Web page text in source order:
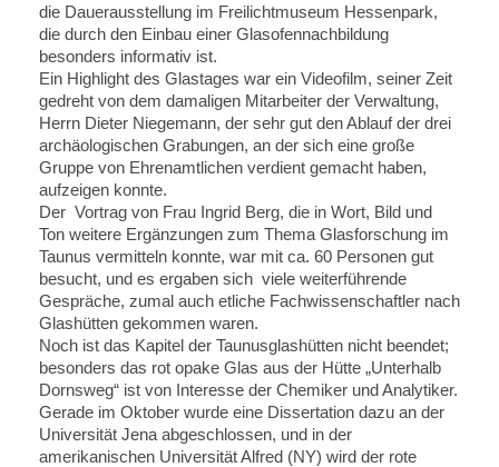
die Dauerausstellung im Freilichtmuseum Hessenpark,
die durch den Einbau einer Glasofennachbildung
besonders informativ ist.
Ein Highlight des Glastages war ein Videofilm, seiner Zeit
gedreht von dem damaligen Mitarbeiter der Verwaltung,
Herrn Dieter Niegemann, der sehr gut den Ablauf der drei
archäologischen Grabungen, an der sich eine große
Gruppe von Ehrenamtlichen verdient gemacht haben,
aufzeigen konnte.
Der Vortrag von Frau Ingrid Berg, die in Wort, Bild und
Ton weitere Ergänzungen zum Thema Glasforschung im
Taunus vermitteln konnte, war mit ca. 60 Personen gut
besucht, und es ergaben sich viele weiterführende
Gespräche, zumal auch etliche Fachwissenschaftler nach
Glashütten gekommen waren.
Noch ist das Kapitel der Taunusglashütten nicht beendet;
besonders das rot opake Glas aus der Hütte „Unterhalb
Dornsweg“ ist von Interesse der Chemiker und Analytiker.
Gerade im Oktober wurde eine Dissertation dazu an der
Universität Jena abgeschlossen, und in der
amerikanischen Universität Alfred (NY) wird der rote